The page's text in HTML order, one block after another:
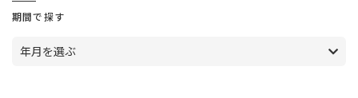
期間で探す
年月を選ぶ